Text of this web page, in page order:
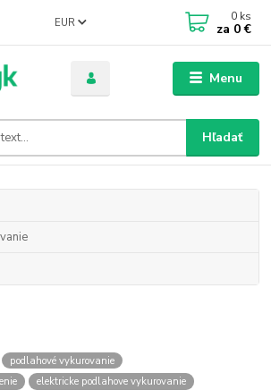
Menu
EUR
Hľadať
0 ks
za 0 €
podlahové vykurovanie
elektricke podlahove vykurovanie